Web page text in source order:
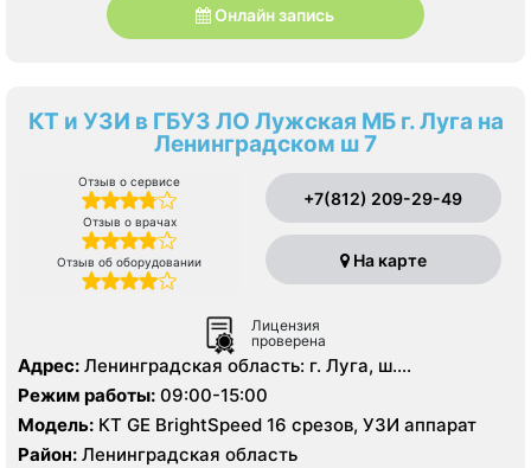
Онлайн запись
КТ и УЗИ в ГБУЗ ЛО Лужская МБ г. Луга на
Ленинградском ш 7
Отзыв о сервисе
Отзыв о врачах
Отзыв об оборудовании
+7(812) 209-29-49
На карте
Лицензия
проверена
Адрес: Ленинградская область: г. Луга, ш.
Ленинградское д. 7
Режим работы: 09:00-15:00
Модель: КТ GE BrightSpeed 16 срезов, УЗИ аппарат
Район: Ленинградская область